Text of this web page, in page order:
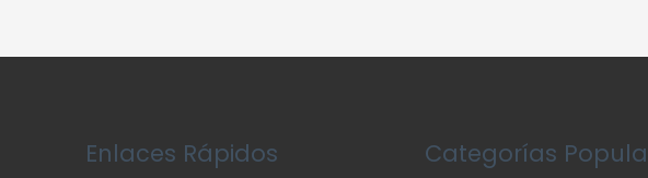
Enlaces Rápidos Categorías